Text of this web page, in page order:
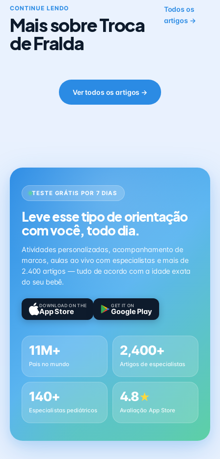
CONTINUE LENDO
Mais sobre Troca
de Fralda
Todos os
artigos →
Ver todos os artigos →
TESTE GRÁTIS POR 7 DIAS
Leve esse tipo de orientação
com você, todo dia.
Atividades personalizadas, acompanhamento de
marcos, aulas ao vivo com especialistas e mais de
2.400 artigos — tudo de acordo com a idade exata
do seu bebê.
DOWNLOAD ON THE
App Store
GET IT ON
Google Play
11M+
Pais no mundo
2,400+
Artigos de especialistas
140+
Especialistas pediátricos
4.8★
Avaliação App Store